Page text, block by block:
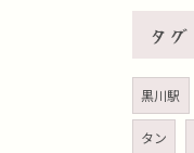
タグ
黒川駅
タン